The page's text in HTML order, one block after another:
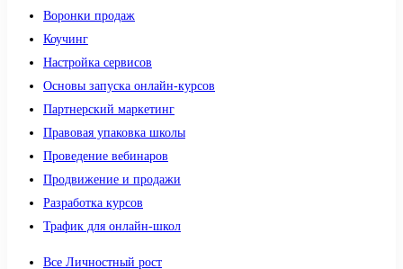
Воронки продаж
Коучинг
Настройка сервисов
Основы запуска онлайн-курсов
Партнерский маркетинг
Правовая упаковка школы
Проведение вебинаров
Продвижение и продажи
Разработка курсов
Трафик для онлайн-школ
Все Личностный рост